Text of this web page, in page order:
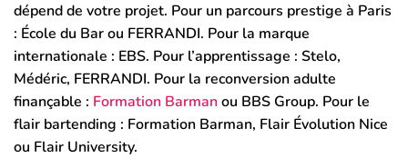
dépend de votre projet. Pour un parcours prestige à Paris
: École du Bar ou FERRANDI. Pour la marque
internationale : EBS. Pour l’apprentissage : Stelo,
Médéric, FERRANDI. Pour la reconversion adulte
finançable : Formation Barmanou BBS Group. Pour le
flair bartending : Formation Barman, Flair Évolution Nice
ou Flair University.